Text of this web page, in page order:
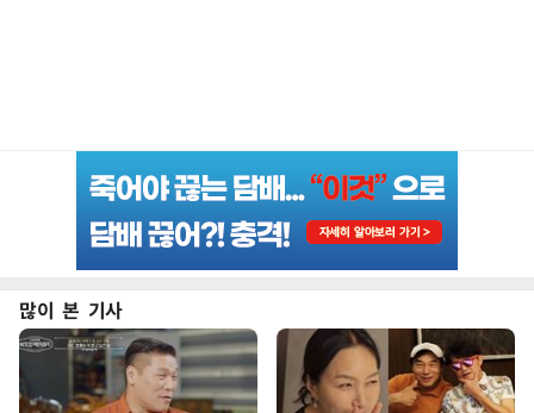
많이 본 기사